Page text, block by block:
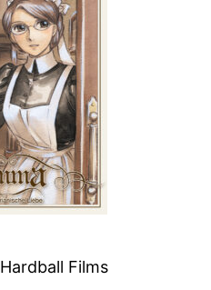
Hardball Films